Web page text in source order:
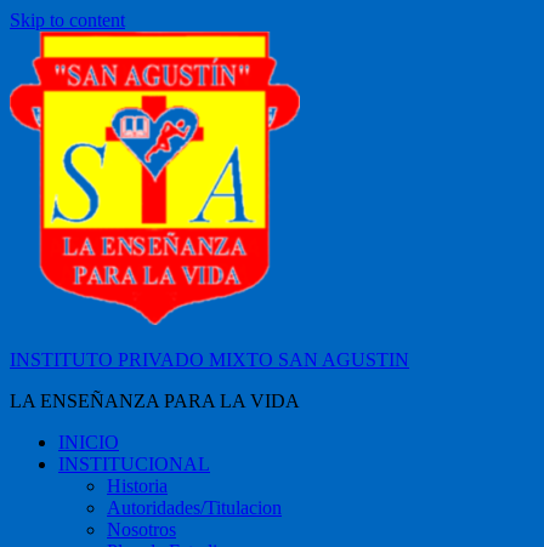
Skip to content
INSTITUTO PRIVADO MIXTO SAN AGUSTIN
LA ENSEÑANZA PARA LA VIDA
INICIO
INSTITUCIONAL
Historia
Autoridades/Titulacion
Nosotros